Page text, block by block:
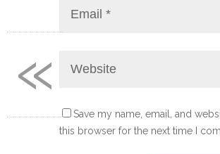
Save my name, email, and
this browser for the next time I
«